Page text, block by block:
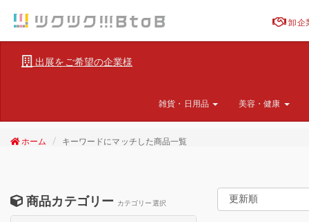
卸企
出展をご希望の企業様
雑貨・日用品 美容・健康
ホーム キーワードにマッチした商品一覧
商品カテゴリー カテゴリー選択